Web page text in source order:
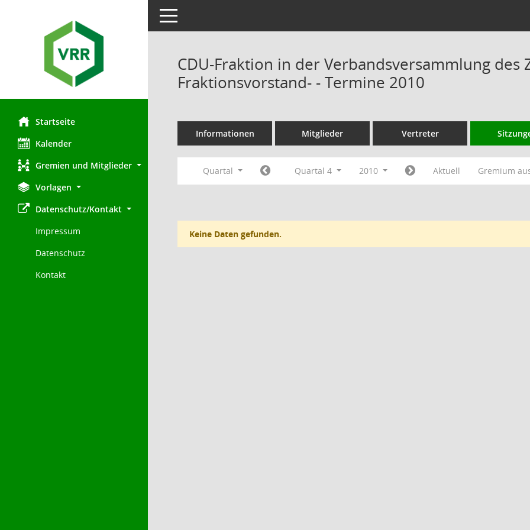
Startseite
Kalender
Gremien und Mitglieder
Vorlagen
Datenschutz/Kontakt
Impressum
Datenschutz
Kontakt
Toggle navigation
CDU-Fraktion in der Verbandsversammlung des
Fraktionsvorstand- - Termine 2010
Informationen Mitglieder Vertreter
Quartal Quartal 4 2010 Aktuell Gremium
Keine Daten gefunden.